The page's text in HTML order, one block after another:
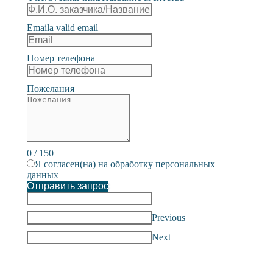
Emaila valid email
Номер телефона
Пожелания
0 / 150
Я согласен(на) на обработку персональных
данных
Отправить запрос
Previous
Next